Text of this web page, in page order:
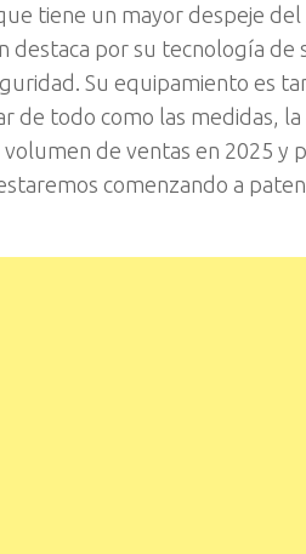
tiene un mayor despeje
destaca por su tecnología
Su equipamiento es
todo como las medidas,
de ventas en 2025
comenzando a